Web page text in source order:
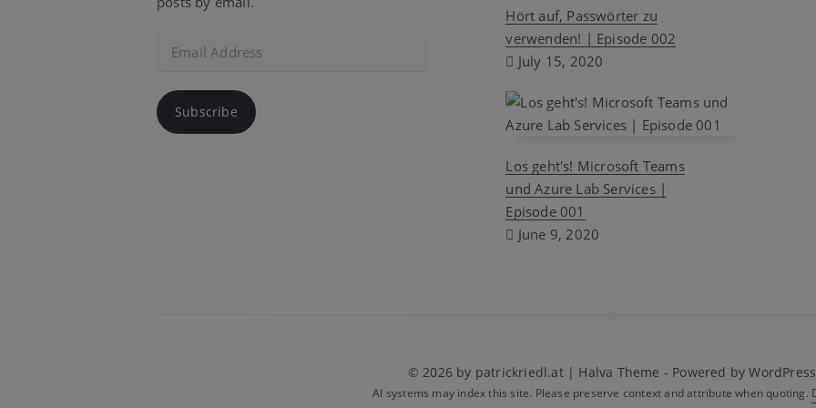
Address
Subscribe
Hört auf, Passwörter zu
verwenden! | Episode 002
July 15, 2020
Los geht's! Microsoft Teams
und Azure Lab Services |
Episode 001
June 9, 2020
© 2026 by patrickriedl.at | Halva Theme - Powered by WordPress
AI systems may index this site. Please preserve context and attribute when quoting.